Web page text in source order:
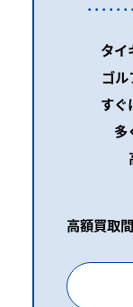
タイ
ゴル
すぐ
多
高額買取